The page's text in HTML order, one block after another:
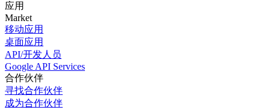
应用
Market
移动应用
桌面应用
API/开发人员
Google API Services
合作伙伴
寻找合作伙伴
成为合作伙伴